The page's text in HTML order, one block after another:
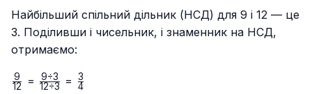
Найбільший спільний дільник (НСД) для 9 і 12 — це
3. Поділивши і чисельник, і знаменник на НСД,
отримаємо:
\frac{9}
12
9 = \frac{9
12÷3
9÷3 = \frac{3}
4
3